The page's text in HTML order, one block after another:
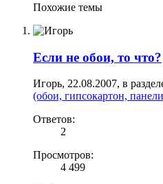
Похожие темы
Если не обои, то что?
Игорь, 22.08.2007, в
(обои, гипсокартон,
Ответов:
2
Просмотров:
4 499